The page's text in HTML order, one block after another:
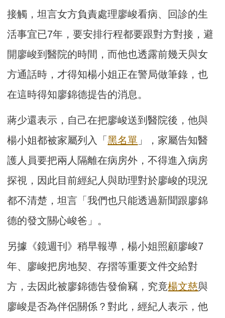
接觸，坦言女方負責處理廖峻看病、回診的生
活事宜已7年，要安排行程都要跟對方對接，避
開廖峻到醫院的時間，而他也透露前幾天與女
方通話時，才得知楊小姐正在警局做筆錄，也
在這時得知廖錦德提告的消息。
蔣少還表示，自己在把廖峻送到醫院後，他與
楊小姐都被家屬列入「黑名單 」，家屬告知醫
護人員要把兩人隔離在病房外，不得進入病房
探視，因此目前經紀人與助理對於廖峻的現況
都不清楚，坦言「我們也只能透過新聞跟廖錦
德的發文關心峻爸」。
另據《鏡週刊》稍早報導，楊小姐照顧廖峻7
年、廖峻把房地契、存摺等重要文件交給對
方，去因此被廖錦德告發偷竊，究竟楊文慈與
廖峻是否為伴侶關係？對此，經紀人表示，他